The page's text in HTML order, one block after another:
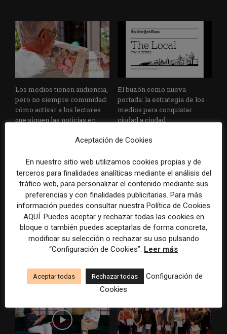
Los medios tienen audiencia,
pero no siempre comunidad:
cómo activar a los lectores
que siguen las noticias en
El buzón como nueva
portada: la estrategia de los
medios para conquistar
ciudad a ciudad
Cómo adelantarse a los
resúmenes con IA de Google
en las noticias de última hora:
el ejemplo de USA Today
Cuando el lector ya no llega
al medio, el medio tiene que
llegar a sus rutinas
Aceptación de Cookies
En nuestro sitio web utilizamos cookies propias y de
terceros para finalidades analíticas mediante el análisis del
tráfico web, para personalizar el contenido mediante sus
preferencias y con finalidades publicitarias. Para más
información puedes consultar nuestra Política de Cookies
AQUÍ. Puedes aceptar y rechazar todas las cookies en
bloque o también puedes aceptarlas de forma concreta,
modificar su selección o rechazar su uso pulsando
“Configuración de Cookies”. Leer más
Aceptar todas Rechazar todas
Configuración de
Cookies